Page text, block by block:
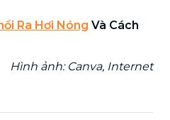
Ra Hơi Nóng Và Cách
Hình ảnh: Canva, Internet